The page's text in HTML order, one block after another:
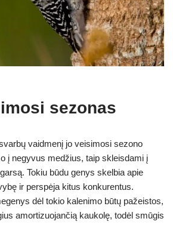
sezonas
vaidmenį jo veisimosi sezono
į negyvus medžius, taip skleisdami į
Tokiu būdu genys skelbia apie
ir perspėja kitus konkurentus.
dėl tokio kalenimo būtų pažeistos,
amortizuojančią kaukolę, todėl smūgis